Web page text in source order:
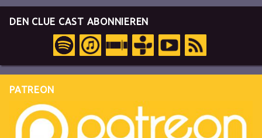
DEN CLUE CAST ABONNIEREN
PATREON